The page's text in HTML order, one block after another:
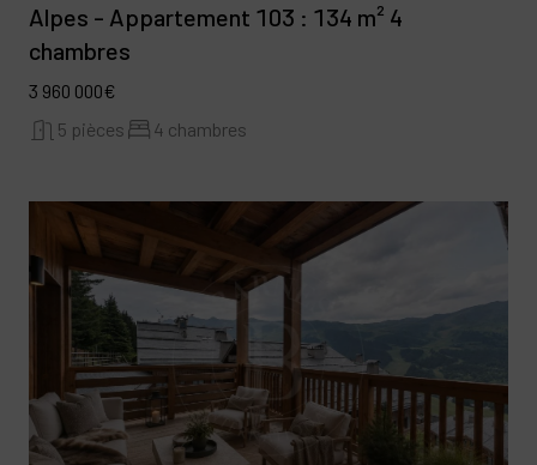
Alpes - Appartement 103 : 134 m² 4
chambres
3 960 000€
5 pièces
4 chambres